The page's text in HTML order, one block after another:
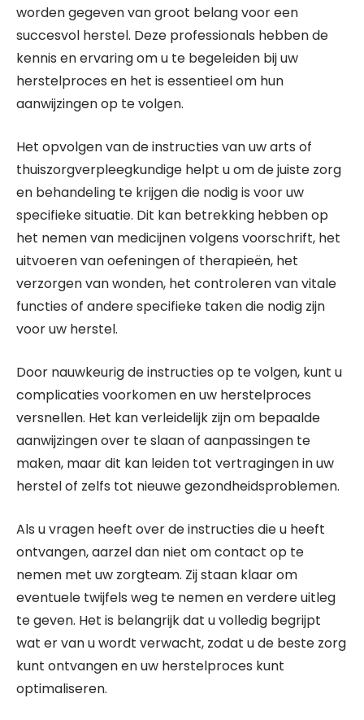
worden gegeven van groot belang voor een
succesvol herstel. Deze professionals hebben de
kennis en ervaring om u te begeleiden bij uw
herstelproces en het is essentieel om hun
aanwijzingen op te volgen.
Het opvolgen van de instructies van uw arts of
thuiszorgverpleegkundige helpt u om de juiste zorg
en behandeling te krijgen die nodig is voor uw
specifieke situatie. Dit kan betrekking hebben op
het nemen van medicijnen volgens voorschrift, het
uitvoeren van oefeningen of therapieën, het
verzorgen van wonden, het controleren van vitale
functies of andere specifieke taken die nodig zijn
voor uw herstel.
Door nauwkeurig de instructies op te volgen, kunt u
complicaties voorkomen en uw herstelproces
versnellen. Het kan verleidelijk zijn om bepaalde
aanwijzingen over te slaan of aanpassingen te
maken, maar dit kan leiden tot vertragingen in uw
herstel of zelfs tot nieuwe gezondheidsproblemen.
Als u vragen heeft over de instructies die u heeft
ontvangen, aarzel dan niet om contact op te
nemen met uw zorgteam. Zij staan klaar om
eventuele twijfels weg te nemen en verdere uitleg
te geven. Het is belangrijk dat u volledig begrijpt
wat er van u wordt verwacht, zodat u de beste zorg
kunt ontvangen en uw herstelproces kunt
optimaliseren.